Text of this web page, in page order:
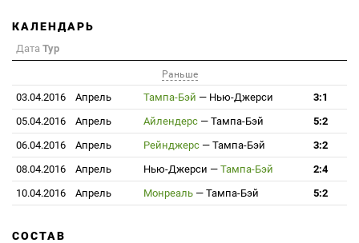
КАЛЕНДАРЬ
Дата Тур
Раньше
03.04.2016 Апрель Тампа-Бэй — Нью-Джерси
3:1
05.04.2016
Апрель Айлендерс — Тампа-Бэй
5:2
06.04.2016
Апрель Рейнджерс — Тампа-Бэй
3:2
08.04.2016
Апрель Нью-Джерси — Тампа-Бэй
2:4
10.04.2016
Апрель Монреаль — Тампа-Бэй 5:2
СОСТАВ